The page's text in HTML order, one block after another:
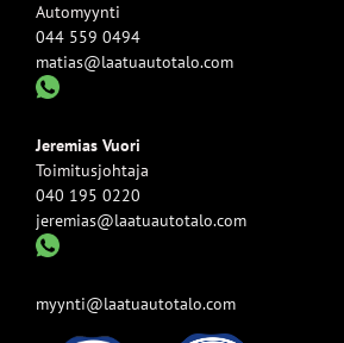
Automyynti
044 559 0494
matias@laatuautotalo.com
Jeremias Vuori
Toimitusjohtaja
040 195 0220
jeremias@laatuautotalo.com
myynti@laatuautotalo.com